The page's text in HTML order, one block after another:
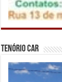
Tenório Car